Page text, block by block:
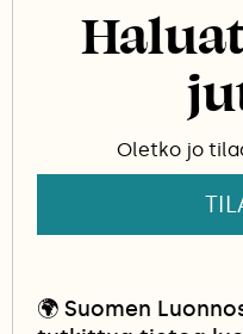
kallioista kaikuvina
Oletko jo
🌍 Suomen